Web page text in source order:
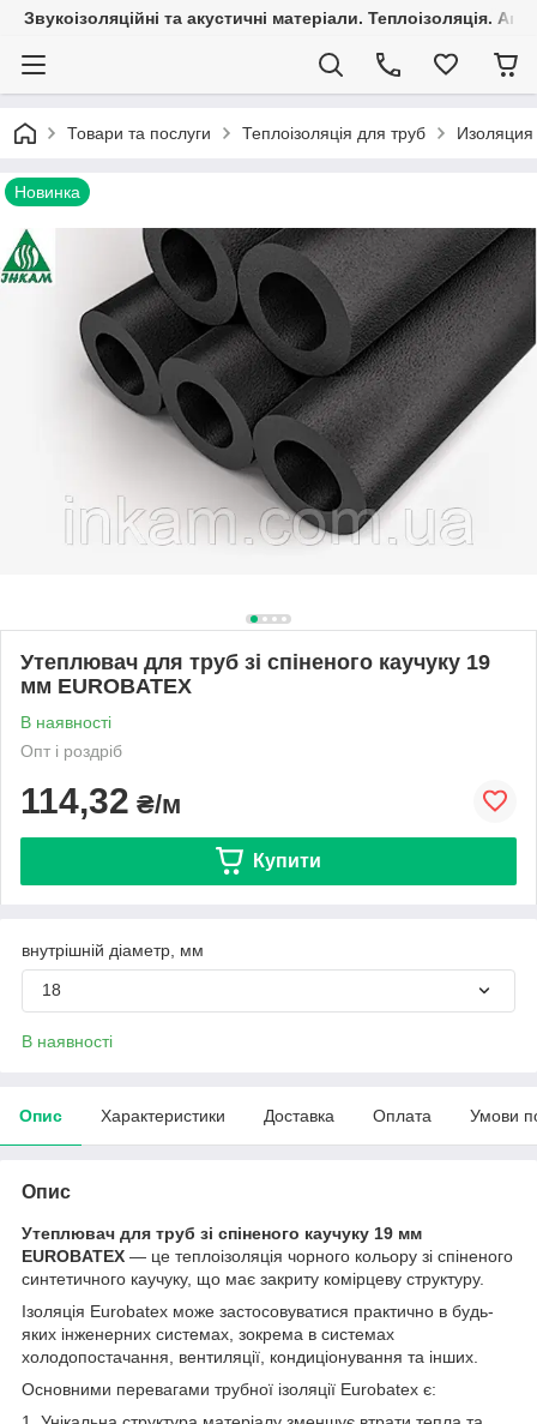
Звукоізоляційні та акустичні матеріали. Теплоізоляція.
Товари та послуги Теплоізоляція для труб Изоляция
Новинка
Утеплювач для труб зі спіненого каучуку 19
мм EUROBATEX
В наявності
Опт і роздріб
114,32 ₴/м
Купити
внутрішній діаметр, мм
18
В наявності
Опис Характеристики Доставка Оплата Умови
Опис
Утеплювач для труб зі спіненого каучуку 19 мм
EUROBATEX — це теплоізоляція чорного кольору зі спіненого
синтетичного каучуку, що має закриту комірцеву структуру.
Ізоляція Eurobatex може застосовуватися практично в будь-
яких інженерних системах, зокрема в системах
холодопостачання, вентиляції, кондиціонування та інших.
Основними перевагами трубної ізоляції Eurobatex є: